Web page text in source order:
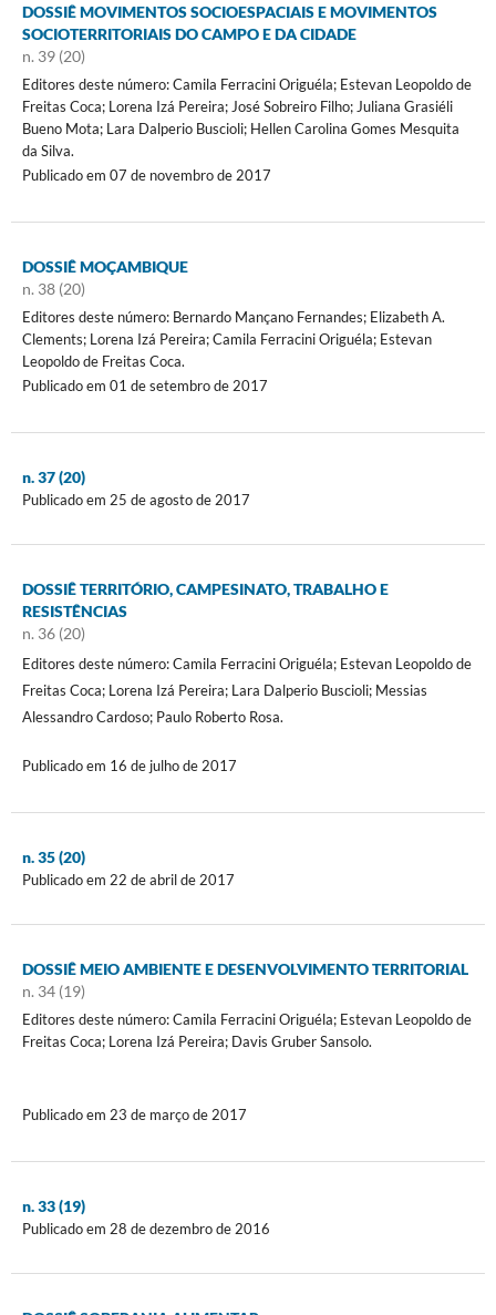
DOSSIÊ MOVIMENTOS SOCIOESPACIAIS E MOVIMENTOS
SOCIOTERRITORIAIS DO CAMPO E DA CIDADE
n. 39 (20)
Editores deste número: Camila Ferracini Origuéla; Estevan Leopoldo de
Freitas Coca; Lorena Izá Pereira; José Sobreiro Filho; Juliana Grasiéli
Bueno Mota; Lara Dalperio Buscioli; Hellen Carolina Gomes Mesquita
da Silva.
Publicado em 07 de novembro de 2017
DOSSIÊ MOÇAMBIQUE
n. 38 (20)
Editores deste número: Bernardo Mançano Fernandes; Elizabeth A.
Clements; Lorena Izá Pereira; Camila Ferracini Origuéla; Estevan
Leopoldo de Freitas Coca.
Publicado em 01 de setembro de 2017
n. 37 (20)
Publicado em 25 de agosto de 2017
DOSSIÊ TERRITÓRIO, CAMPESINATO, TRABALHO E
RESISTÊNCIAS
n. 36 (20)
Editores deste número: Camila Ferracini Origuéla; Estevan Leopoldo de
Freitas Coca; Lorena Izá Pereira; Lara Dalperio Buscioli; Messias
Alessandro Cardoso; Paulo Roberto Rosa.
Publicado em 16 de julho de 2017
n. 35 (20)
Publicado em 22 de abril de 2017
DOSSIÊ MEIO AMBIENTE E DESENVOLVIMENTO TERRITORIAL
n. 34 (19)
Editores deste número: Camila Ferracini Origuéla; Estevan Leopoldo de
Freitas Coca; Lorena Izá Pereira; Davis Gruber Sansolo.
Publicado em 23 de março de 2017
n. 33 (19)
Publicado em 28 de dezembro de 2016